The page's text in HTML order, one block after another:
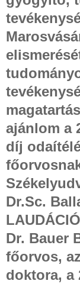
ajánlom a
díj
Dr.Sc.
LAUDÁCIÓ
Dr. Bauer
főorvos,
doktora, a